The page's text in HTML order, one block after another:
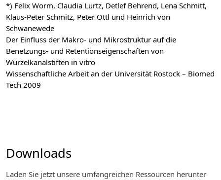
*) Felix Worm, Claudia Lurtz, Detlef Behrend, Lena Schmitt,
Klaus-Peter Schmitz, Peter Ottl und Heinrich von
Schwanewede
Der Einfluss der Makro- und Mikrostruktur auf die
Benetzungs- und Retentionseigenschaften von
Wurzelkanalstiften in vitro
Wissenschaftliche Arbeit an der Universität Rostock – Biomed
Tech 2009
Downloads
Laden Sie jetzt unsere umfangreichen Ressourcen herunter